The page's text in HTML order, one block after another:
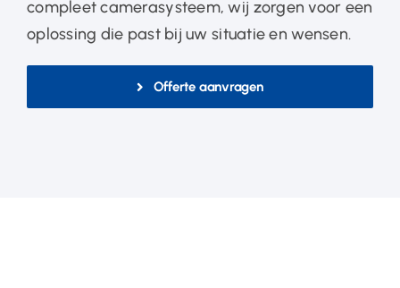
compleet camerasysteem, wij zorgen voor een
oplossing die past bij uw situatie en wensen.
Offerte aanvragen